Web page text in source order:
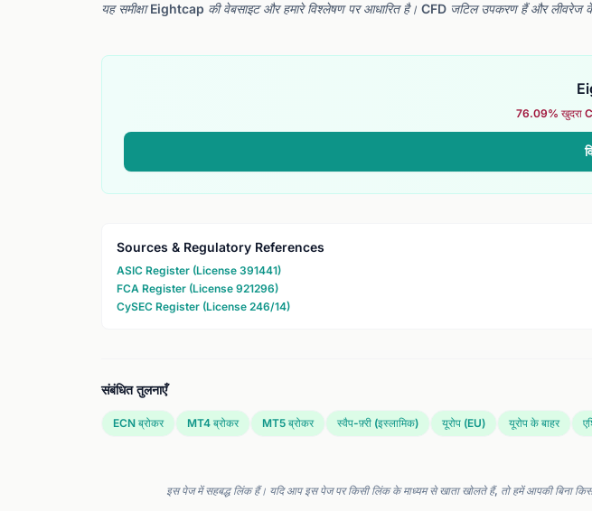
यह समीक्षा Eightcap की वेबसाइट और हमारे विश्लेषण पर आधारित है। CFD जटिल उपकरण हैं और लीवरेज
76.09% खुदरा
Sources & Regulatory References
ASIC Register (License 391441)
FCA Register (License 921296)
CySEC Register (License 246/14)
संबंधित तुलनाएँ
ECN ब्रोकर MT4 ब्रोकर MT5 ब्रोकर स्वैप-फ़्री (इस्लामिक) यूरोप (EU) यूरोप के बाहर
इस पेज में सहबद्ध लिंक हैं। यदि आप इस पेज पर किसी लिंक के माध्यम से खाता खोलते हैं, तो हमें आपकी बिना